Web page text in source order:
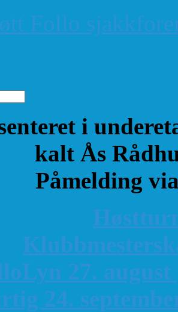
i
kalt Ås
Påmelding
K
27. august
24.